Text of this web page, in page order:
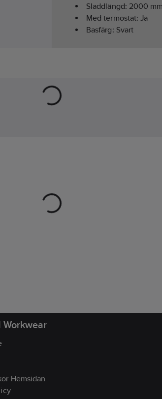
Sladdlängd: 2000 mm
Med termostat:Ja
Basfärg: Svart
Workwear
Hemsidan